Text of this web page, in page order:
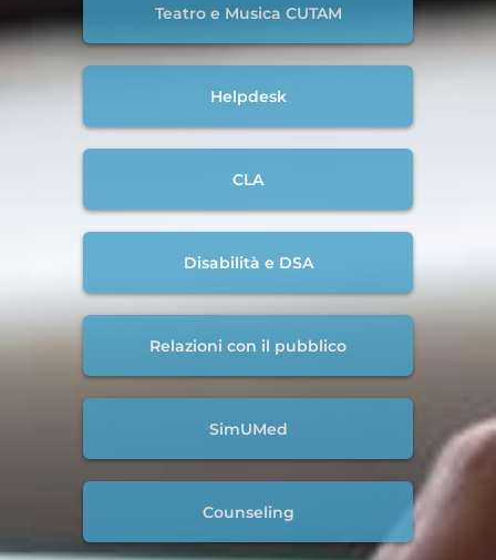
Teatro e Musica CUTAM
Helpdesk
CLA
Disabilità e DSA
Relazioni con il pubblico
SimUMed
Counseling